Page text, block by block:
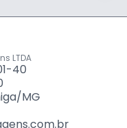
LTDA
40
MG